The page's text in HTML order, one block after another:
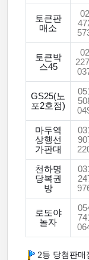
토큰판
매소
토큰박
스45
GS25(노
포2호점)
마두역
상행선
가판대
천하명
당복권
방
로또야
놀자
2등 당첨판매